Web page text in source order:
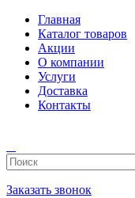
Главная
Каталог товаров
Акции
О компании
Услуги
Доставка
Контакты
Заказать звонок